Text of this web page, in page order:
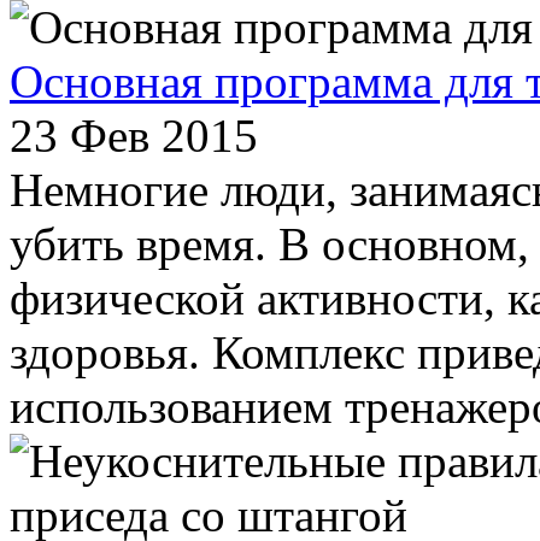
Основная программа для
23 Фев 2015
Немногие люди,
убить время. В
физической активности,
здоровья. Комплекс
использованием